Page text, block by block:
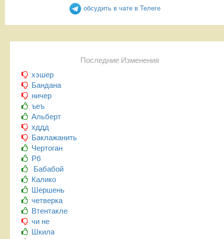
обсудить в чате в Телеге
Последние Изменения
хэшер
Бандана
ничер
ъеъ
Альберт
хддд
Баклажанить
Чертоган
Рб
Бабабой
Калико
Шершень
четверка
Втентакле
чи не
Шкила